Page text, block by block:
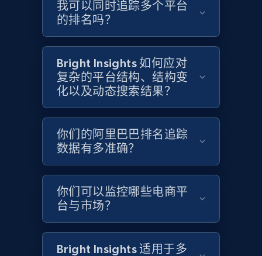
and more.
Target - Gather data on products using
URL, Product id, Title, Product description,
Rating, Reviews count, Initial price, Discount,
and more.
1.3K+ 176+ 立即开始
Target - Discover products by category url
我可以同时追踪多个平台
的排名吗？
Bright Insights 如何应对
复杂的平台结构、结构变
化以及动态搜索结果？
你们的阿里巴巴排名追踪
数据有多准确？
你们可以监控哪些电商平
台与市场？
Bright Insights 适用于多